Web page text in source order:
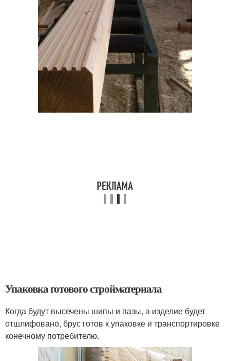
Упаковка готового стройматериала
Когда будут высечены шипы и пазы, а изделие будет
отшлифовано, брус готов к упаковке и транспортировке
конечному потребителю.